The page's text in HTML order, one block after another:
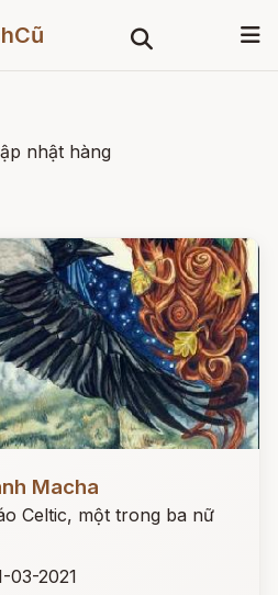
nhật hàng
Macha
Celtic, một trong ba nữ
03-2021